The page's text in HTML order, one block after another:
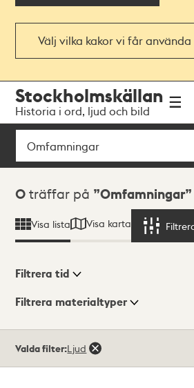
Välj vilka kakor vi får använda
navigationen
huvudinnehållet
Stockholmskällan
Historia i ord, ljud och bild
Sök
Sökresultat
0 träffar på Omfamningar
Visa lista Visa karta
Visningsläge
Filtrera tid
Filtrera materialtyper
träffar
Valda filter:Ljud